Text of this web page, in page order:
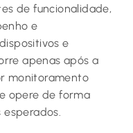
de funcionalidade,
e
e
apenas após a
monitoramento
opere de forma